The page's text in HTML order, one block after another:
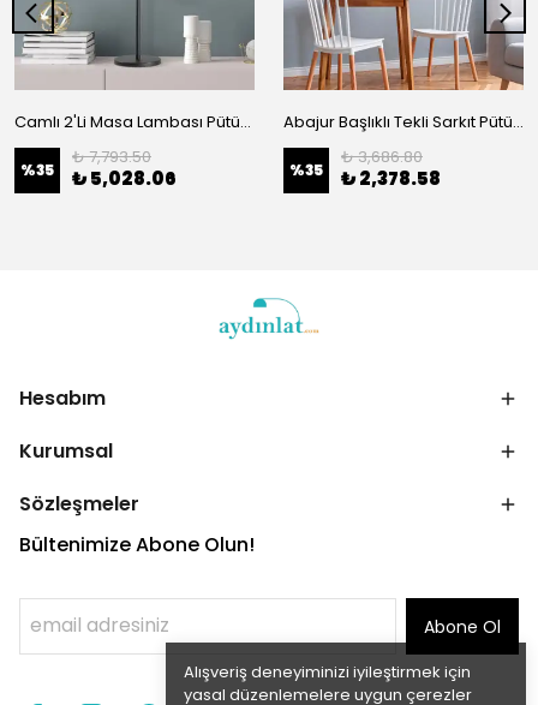
Alışveriş deneyiminizi iyileştirmek için
yasal düzenlemelere uygun çerezler
Camlı 2'Li Masa Lambası Pütürlü Siyah 10423
%35
₺ 7,793.50
₺ 5,028.06
Abajur Başlıklı Tekli Sarkıt Pütürlü Siyah 6441
%35
₺ 3,686.80
₺ 2,378.58
Hesabım
Kurumsal
Sözleşmeler
Bültenimize Abone Olun!
Abone Ol